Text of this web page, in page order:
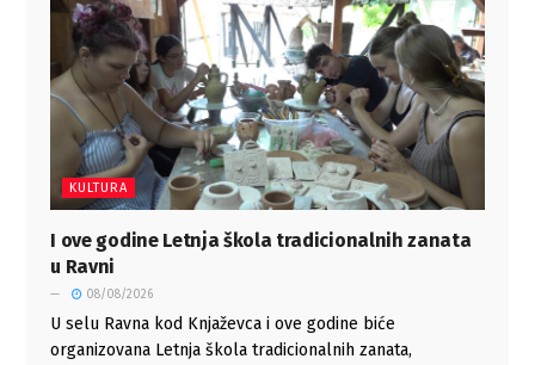
KULTURA
I ove godine Letnja škola tradicionalnih zanata
u Ravni
08/08/2026
U selu Ravna kod Knjaževca i ove godine biće
organizovana Letnja škola tradicionalnih zanata,